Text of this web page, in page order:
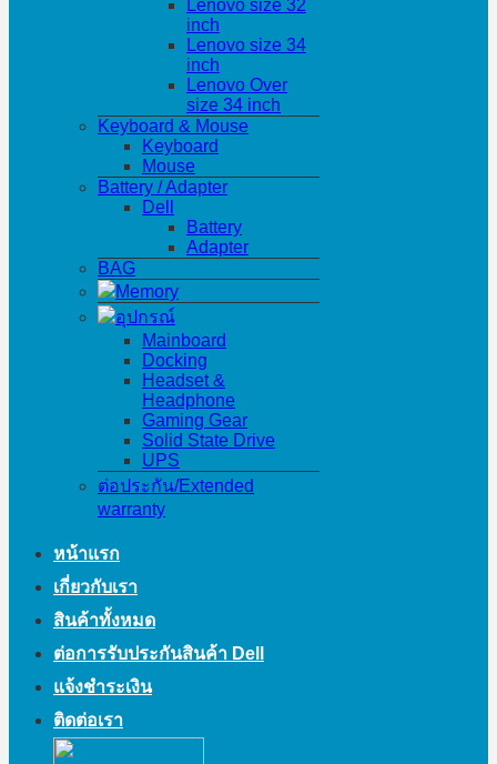
Lenovo size 32
inch
Lenovo size 34
inch
Lenovo Over
size 34 inch
Keyboard & Mouse
Keyboard
Mouse
Battery / Adapter
Dell
Battery
Adapter
BAG
Memory
อุปกรณ์
Mainboard
Docking
Headset &
Headphone
Gaming Gear
Solid State Drive
UPS
ต่อประกัน/Extended
warranty
หน้าแรก
เกี่ยวกับเรา
สินค้าทั้งหมด
ต่อการรับประกันสินค้า Dell
แจ้งชำระเงิน
ติดต่อเรา